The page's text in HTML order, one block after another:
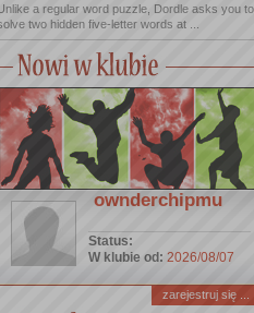
a regular word puzzle, Dordle asks you to
two hidden five-letter words at ...
ownderchipmu
Status:
W klubie od: 2026/08/07
zarejestruj się ...